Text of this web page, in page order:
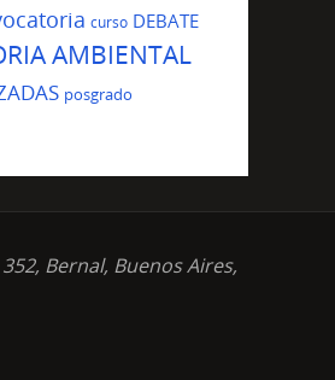
curso DEBATE
AMBIENTAL
posgrado
Bernal, Buenos Aires,